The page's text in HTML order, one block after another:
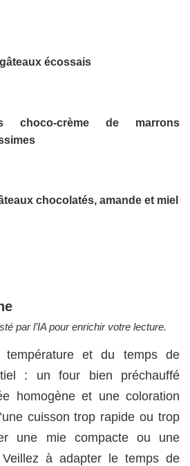
écossais
choco-crème de marrons
chocolatés, amande et miel
par l’IA pour enrichir votre lecture.
et du temps de
: un four bien préchauffé
homogène et une coloration
cuisson trop rapide ou trop
une mie compacte ou une
à adapter le temps de